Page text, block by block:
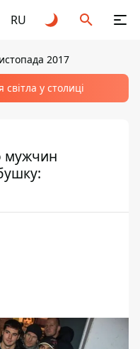
RU
2017
у столиці
мужчин